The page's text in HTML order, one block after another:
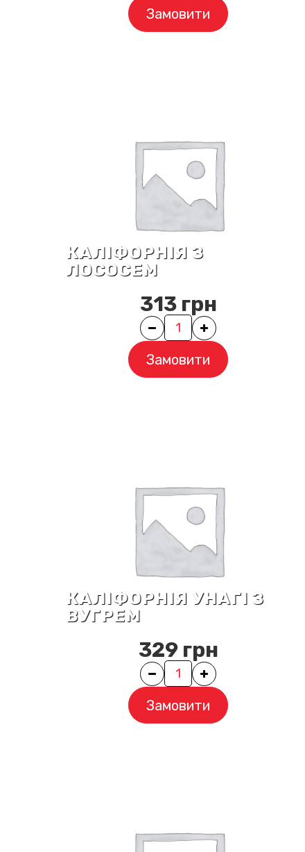
Замовити
КАЛІФОРНІЯ З
ЛОСОСЕМ
313 грн
Quantity
Замовити
КАЛІФОРНІЯ УНАГІ З
ВУГРЕМ
329 грн
Quantity
Замовити